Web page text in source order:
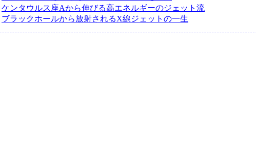
ケンタウルス座Aから伸びる高エネルギーのジェット流
ブラックホールから放射されるX線ジェットの一生